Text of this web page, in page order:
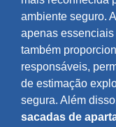
ambiente seguro.
apenas
também
responsáveis,
de estimação
segura. Além
sacadas de